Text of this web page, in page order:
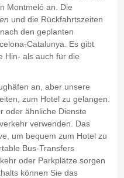
Montmeló an. Die
und die Rückfahrtszeiten
den geplanten
Catalunya. Es gibt
Hin- als auch für die
an, aber unsere
zum Hotel zu gelangen.
oder ähnliche Dienste
verwenden. Das
um bequem zum Hotel zu
Bus-Transfers
oder Parkplätze sorgen
können Sie das